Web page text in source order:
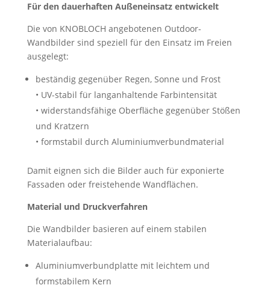
Für den dauerhaften Außeneinsatz entwickelt
Die von KNOBLOCH angebotenen Outdoor-
Wandbilder sind speziell für den Einsatz im Freien
ausgelegt:
beständig gegenüber Regen, Sonne und Frost
• UV-stabil für langanhaltende Farbintensität
• widerstandsfähige Oberfläche gegenüber Stößen
und Kratzern
• formstabil durch Aluminiumverbundmaterial
Damit eignen sich die Bilder auch für exponierte
Fassaden oder freistehende Wandflächen.
Material und Druckverfahren
Die Wandbilder basieren auf einem stabilen
Materialaufbau:
Aluminiumverbundplatte mit leichtem und
formstabilem Kern